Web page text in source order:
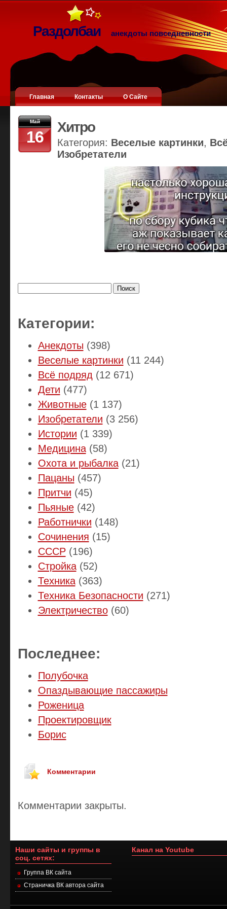
Раздолбаи анекдоты повседневности
Главная Контакты О Сайте
Май
16
Хитро
Категория: Веселые картинки,
Изобретатели
Категории:
Анекдоты (398)
Веселые картинки (11 244)
Всё подряд (12 671)
Дети (477)
Животные(1 137)
Изобретатели (3 256)
Истории (1 339)
Медицина(58)
Охота и рыбалка(21)
Пацаны (457)
Притчи (45)
Пьяные(42)
Работнички (148)
Сочинения (15)
СССР(196)
Стройка(52)
Техника(363)
Техника Безопасности (271)
Электричество(60)
Последнее:
Полубочка
Опаздывающие пассажиры
Роженица
Проектировщик
Борис
Комментарии
Комментарии закрыты.
Наши сайты и группы в
соц. сетях:
Группа ВК сайта
Страничка ВК автора сайта
Канал на Youtube